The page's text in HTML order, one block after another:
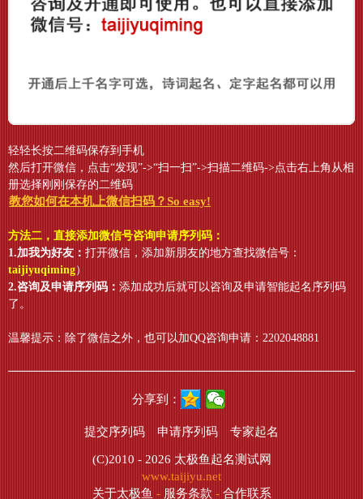
轻轻长按二维码保存到手机
然后打开微信，点击“发现”->“扫一扫”->扫描二维码->点击右上角从相
册选择刚刚保存的二维码
教您如何在本机上微信扫码？So easy!
方法二，直接添加微信号咨询申请序列码：
1.加我为好友： 打开微信，添加新朋友的地方查找微信号：
taijiyuqiming）
2.咨询及申请序列码： 添加成功后就可以咨询及申请智能起名序列码
了。
温馨提示：除了微信之外，也可以加QQ咨询申请：2202048881
分享到：
提交序列码 申请序列码 专家起名
(C)2010 - 2026 太极鱼起名测试网
www.taijiyu.net
关于太极鱼 - 服务条款 - 合作联系